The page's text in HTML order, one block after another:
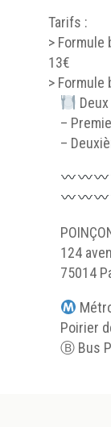
Tarifs :
> Formule
13€
>
–
–
124
75014
Poirier
Ⓑ Bus